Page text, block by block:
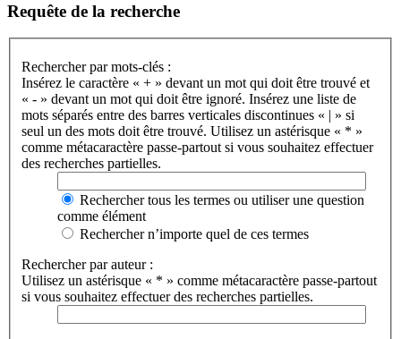
Requête de la recherche
Rechercher par mots-clés :
Insérez le caractère « + » devant un mot qui doit être trouvé et
« - » devant un mot qui doit être ignoré. Insérez une liste de
mots séparés entre des barres verticales discontinues « | » si
seul un des mots doit être trouvé. Utilisez un astérisque « * »
comme métacaractère passe-partout si vous souhaitez effectuer
des recherches partielles.
Rechercher tous les termes ou utiliser une question
comme élément
Rechercher n’importe quel de ces termes
Rechercher par auteur :
Utilisez un astérisque « * » comme métacaractère passe-partout
si vous souhaitez effectuer des recherches partielles.